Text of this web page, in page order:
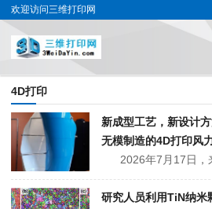
欢迎访问三维打印网
4D打印
新成型工艺，新设计
无模制造的4D打印风
研究人员利用TiN纳米